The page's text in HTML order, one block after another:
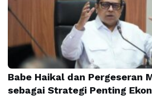
Babe Haikal dan Pergeseran
sebagai Strategi Penting